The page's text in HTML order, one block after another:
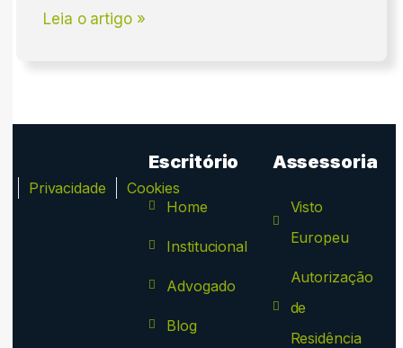
Leia o artigo »
Privacidade Cookies
Escritório
Home
Institucional
Advogado
Blog
Assessoria
Visto
Europeu
Autorização
de
Residência